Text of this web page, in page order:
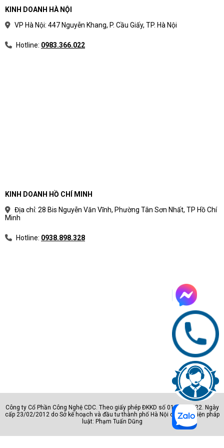
KINH DOANH HÀ NỘI
VP Hà Nội: 447 Nguyễn Khang, P. Cầu Giấy, TP. Hà Nội
Hotline: 0983.366.022
KINH DOANH HỒ CHÍ MINH
Địa chỉ: 28 Bis Nguyễn Văn Vĩnh, Phường Tân Sơn Nhất, TP Hồ Chí
Minh
Hotline: 0938.898.328
Công ty Cổ Phần Công Nghệ CDC. Theo giấy phép ĐKKD số 0105801222. Ngày
cấp 23/02/2012 do Sở kế hoạch và đầu tư thành phố Hà Nội cấp. Đại diện pháp
luật: Phạm Tuấn Dũng